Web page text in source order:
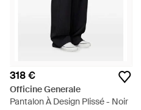
318 €
Officine Generale
Pantalon À Design Plissé - Noir